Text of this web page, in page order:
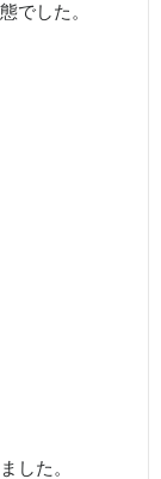
でした。
した。